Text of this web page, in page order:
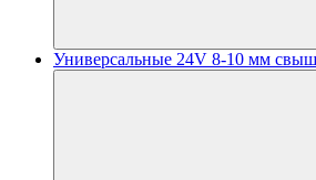
Универсальные 24V 8-10 мм